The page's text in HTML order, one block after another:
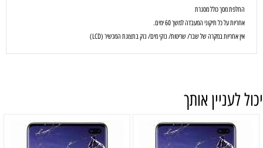
החלפת מסך כולל מסגרת
אחריות על כל תיקוני המעבדה למשך 60 ימים.
אין אחריות במקרה של שבר/ שריטות/ נזקי מים/ נזק בתצוגת המכשיר (LCD)
יכול לעניין אותך